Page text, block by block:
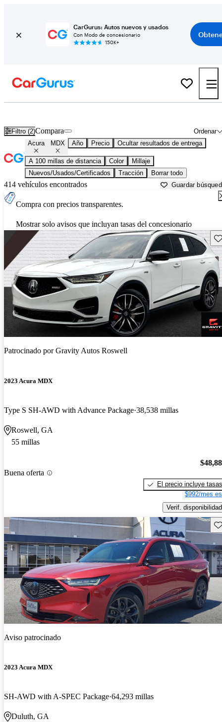
CarGurus: Autos nuevos y usados
Con Modo de concesionario
150K+
Filtro (2) Ordenar
Compara
Acura MDX Año Precio Ocultar resultados de entrega
A 100 millas de distancia Color
Millaje
Nuevos/Usados/Certificados
Tracción Borrar todo
414 vehículos encontrados Guardar
Compra con precios transparentes.
Mostrar solo avisos que incluyan tasas del concesionario
Patrocinado porGravity Autos Roswell
2023 Acura MDX
Type S SH-AWD with Advance Package 38,538 millas
Roswell, GA
55 millas
Buena oferta
El precio incluye tasas
$992/mes
Verif. disponibilidad
Aviso patrocinado
2023 Acura MDX
SH-AWD with A-SPEC Package 64,293 millas
Duluth, GA